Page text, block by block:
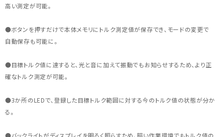
高い測定が可能。
●ボタンを押すだけで本体メモリにトルク測定値が保存でき、モードの変更で
自動保存も可能に。
●目標トルク値に達すると、光と音に加えて振動でもお知らせするため、より正
確なトルク測定が可能。
●3か所のLEDで、登録した目標トルク範囲に対する今のトルク値の状態が分か
る。